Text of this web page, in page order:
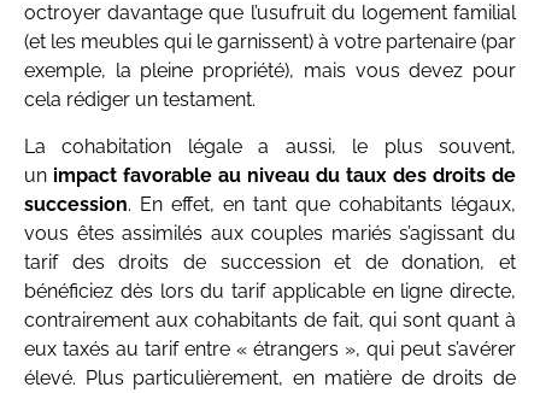
octroyer davantage que l’usufruit du logement familial
(et les meubles qui le garnissent) à votre partenaire (par
exemple, la pleine propriété), mais vous devez pour
cela rédiger un testament.
La cohabitation légale a aussi, le plus souvent,
un impact favorable au niveau du taux des droits de
succession. En effet, en tant que cohabitants légaux,
vous êtes assimilés aux couples mariés s’agissant du
tarif des droits de succession et de donation, et
bénéficiez dès lors du tarif applicable en ligne directe,
contrairement aux cohabitants de fait, qui sont quant à
eux taxés au tarif entre « étrangers », qui peut s’avérer
élevé. Plus particulièrement, en matière de droits de